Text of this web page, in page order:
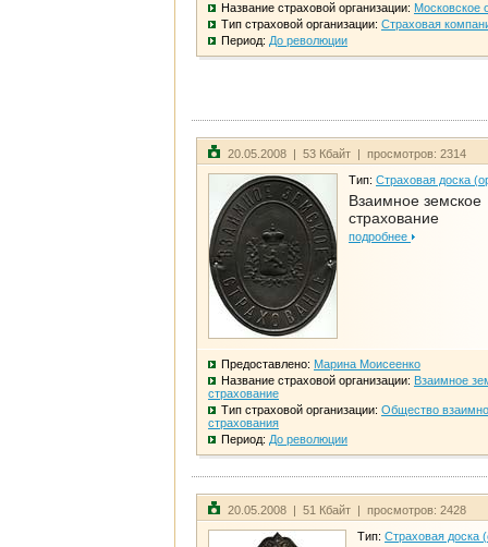
Название страховой организации: Московское
Тип страховой организации: Страховая
Период: До революции
20.05.2008 | 53 Кбайт | просмотров: 2314
Тип: Страховая доска
Взаимное земское
страхование
подробнее
Предоставлено: Марина Моисеенко
Название страховой организации: Взаимное
страхование
Тип страховой организации: Общество
страхования
Период: До революции
20.05.2008 | 51 Кбайт | просмотров: 2428
Тип: Страховая доска